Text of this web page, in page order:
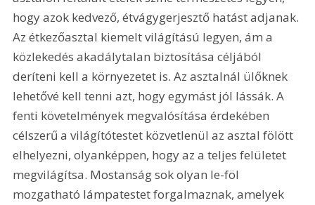
hogy azok kedvező, étvágygerjesztő hatást adjanak.
Az étkezőasztal kiemelt világítású legyen, ám a
közlekedés akadálytalan biztosítása céljából
deríteni kell a környezetet is. Az asztalnál ülőknek
lehetővé kell tenni azt, hogy egymást jól lássák. A
fenti követelmények megvalósítása érdekében
célszerű a világítótestet közvetlenül az asztal fölött
elhelyezni, olyanképpen, hogy az a teljes felületet
megvilágítsa. Mostanság sok olyan le-föl
mozgatható lámpatestet forgalmaznak, amelyek